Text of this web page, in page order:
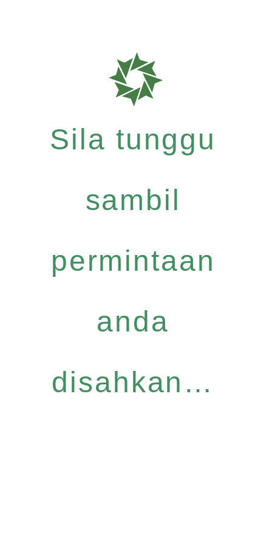
Sila tunggu
sambil
permintaan
anda
disahkan…